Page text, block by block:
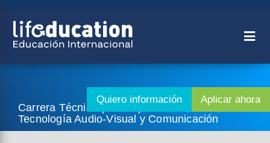
Carrera Técnica (2 años) - Diseño, Artes,
Tecnología Audio-Visual y Comunicación